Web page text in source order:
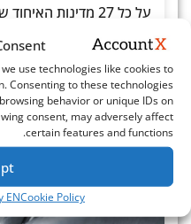
use technologies like cookies to
Consenting to these technologies
behavior or unique IDs on
consent, may adversely affect
certain features and functions.
Cookie Policy
EN
על כל 27 מדינות
לכללים אלו. הדרקטיבה
מידע נוסף »
אפריל 4, 2025